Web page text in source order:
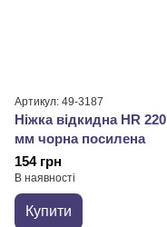
Артикул: 49-3187
Ніжка відкидна HR 220
мм чорна посилена
154 грн
В наявності
Купити